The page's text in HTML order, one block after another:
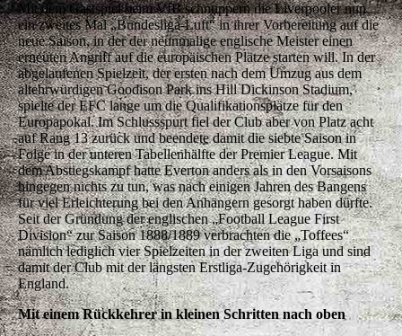
Mit dem Gastspiel beim VfB schnuppern die Liverpooler nun
ein zweites Mal „Bundesliga-Luft“ in ihrer Vorbereitung auf die
neue Saison, in der der neunmalige englische Meister einen
erneuten Angriff auf die europäischen Plätze starten will. In der
abgelaufenen Spielzeit, der ersten nach dem Umzug aus dem
altehrwürdigen Goodison Park ins Hill Dickinson Stadium,
spielte der EFC lange um die Qualifikationsplätze für den
Europapokal. Im Schlussspurt fiel der Club aber von Platz acht
auf Rang 13 zurück und beendete damit die siebte Saison in
Folge in der unteren Tabellenhälfte der Premier League. Mit
dem Abstiegskampf hatte Everton anders als in den Vorsaisons
hingegen nichts zu tun, was nach einigen Jahren des Bangens
für viel Erleichterung bei den Anhängern gesorgt haben dürfte.
Seit der Gründung der englischen „Football League First
Division“ zur Saison 1888/1889 verbrachten die „Toffees“
nämlich lediglich vier Spielzeiten in der zweiten Liga und sind
damit der Club mit der längsten Erstliga-Zugehörigkeit in
England.
Mit einem Rückkehrer in kleinen Schritten nach oben